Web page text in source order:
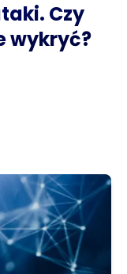
Czy
wykryć?